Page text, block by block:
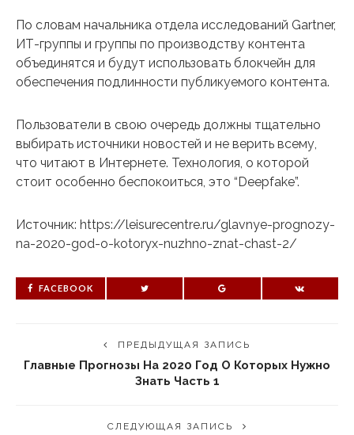
По словам начальника отдела исследований Gartner,
ИТ-группы и группы по производству контента
объединятся и будут использовать блокчейн для
обеспечения подлинности публикуемого контента.
Пользователи в свою очередь должны тщательно
выбирать источники новостей и не верить всему,
что читают в Интернете. Технология, о которой
стоит особенно беспокоиться, это “Deepfake”.
Источник: https://leisurecentre.ru/glavnye-prognozy-
na-2020-god-o-kotoryx-nuzhno-znat-chast-2/
FACEBOOK
ПРЕДЫДУЩАЯ ЗАПИСЬ
Главные Прогнозы На 2020 Год О Которых Нужно
Знать Часть 1
СЛЕДУЮЩАЯ ЗАПИСЬ